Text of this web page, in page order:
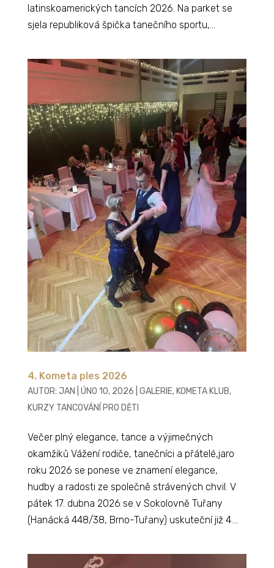
latinskoamerických tancích 2026. Na parket se
sjela republiková špička tanečního sportu,...
4. Kometa ples 2026
AUTOR: JAN ÚNO 10, 2026 GALERIE, KOMETA KLUB,
KURZY TANCOVÁNÍ PRO DĚTI
Večer plný elegance, tance a výjimečných
okamžiků Vážení rodiče, tanečníci a přátelé,jaro
roku 2026 se ponese ve znamení elegance,
hudby a radosti ze společně strávených chvil. V
pátek 17. dubna 2026 se v Sokolovně Tuřany
(Hanácká 448/38, Brno-Tuřany) uskuteční již 4....